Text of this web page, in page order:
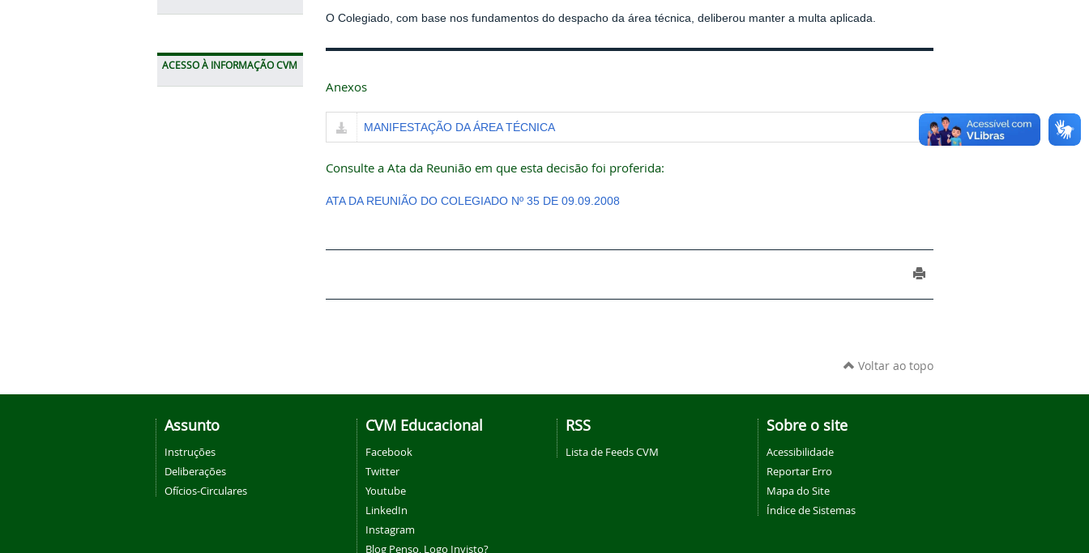
ACESSO À INFORMAÇÃO CVM
O Colegiado, com base nos fundamentos do despacho da área técnica, deliberou manter a multa aplicada.
Anexos
MANIFESTAÇÃO DA ÁREA TÉCNICA
Consulte a Ata da Reunião em que esta decisão foi proferida:
ATA DA REUNIÃO DO COLEGIADO Nº 35 DE 09.09.2008
Voltar ao topo
Assunto
Instruções
Deliberações
Ofícios-Circulares
CVM Educacional
Facebook
Twitter
Youtube
LinkedIn
Instagram
Blog Penso, Logo Invisto?
RSS
Lista de Feeds CVM
Sobre o site
Acessibilidade
Reportar Erro
Mapa do Site
Índice de Sistemas